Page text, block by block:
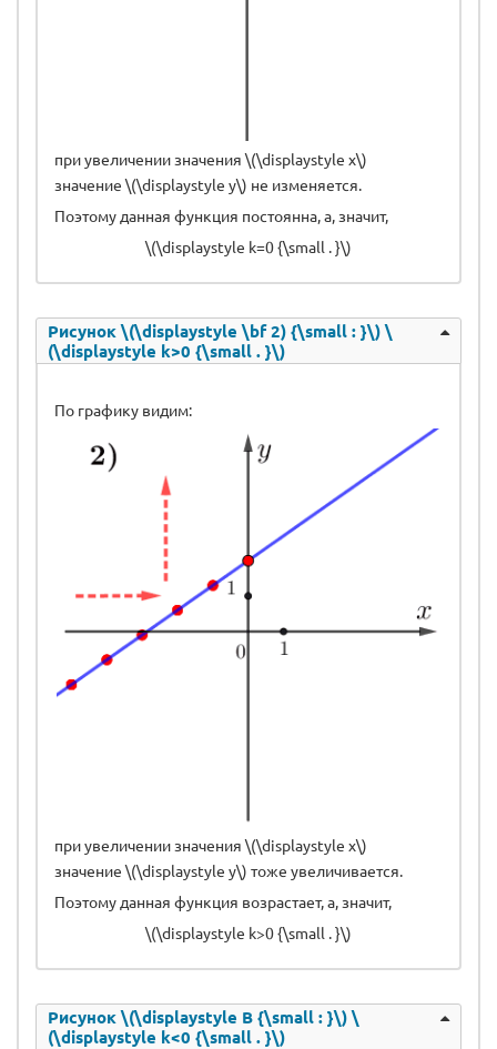
при увеличении значения \(\displaystyle x\)
значение \(\displaystyle y\) не изменяется.
Поэтому данная функция постоянна, а, значит,
\(\displaystyle k=0 {\small . }\)
Рисунок \(\displaystyle \bf 2) {\small : }\) \
(\displaystyle k>0 {\small . }\)
По графику видим:
при увеличении значения \(\displaystyle x\)
значение \(\displaystyle y\) тоже увеличивается.
Поэтому данная функция возрастает, а, значит,
\(\displaystyle k>0 {\small . }\)
Рисунок \(\displaystyle В {\small : }\) \
(\displaystyle k<0 {\small . }\)